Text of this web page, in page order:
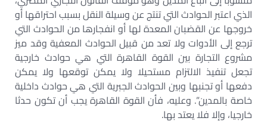
الذي اعتبر الحوادث التي تنتج عن وسيلة النقل بسبب احتراقها أو
خروجها عن القضبان المعدة لها أو انفجارها من الحوادث التي
ترجع إلى الأدوات ولا تعد من قبيل الحوادث المعفية وقد ميز
مشروع التجارة بين القوة القاهرة التي هي حوادث خارجية
تجعل تنفيذ الالتزام مستحيلا ولا يمكن توقعها ولا يمكن
دفعها أو تجنبها وبين الحوادث الجبرية التي هي حوادث داخلية
خاصة بالمدين”. وعليه، فأن القوة القاهرة يجب أن تكون حدثا
خارجيا، وإلا فلا يعتد بها.